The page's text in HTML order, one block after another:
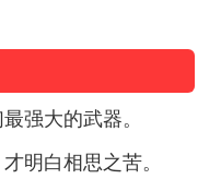
强大的武器。
明白相思之苦。